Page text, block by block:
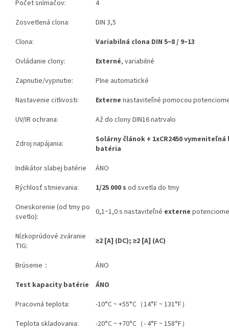
Počet snímačov:
4
Zosvetlená clona:
DIN 3,5
Clona:
Variabilná clona DIN 5~8 / 9~13
Ovládanie clony:
Externé, variabilné
Zapnutie/vypnutie:
Plne automatické
Nastavenie citlivosti:
Externe nastaviteľné pomocou
UV/IR ochrana:
Až do clony DIN16 natrvalo
Zdroj napájania:
Solárny článok + 1xCR2450
batéria
Indikátor slabej batérie
ÁNO
Rýchlosť stmievania:
1/25 000 s od svetla do tmy
Oneskorenie (od tmy po
svetlo):
0,1~1,0 s nastaviteľné externe
Nízkoprúdové zváranie
TIG:
≥2 [A] (DC); ≥2 [A] (AC)
Brúsenie：
ÁNO
Test kapacity batérie
ÁNO
Pracovná teplota:
-10°C ~ +55°C（14°F ~ 131°F）
Teplota skladovania:
-20°C ~ +70°C（- 4°F ~ 158°F）